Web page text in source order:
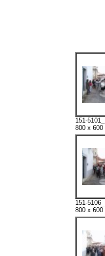
151-
800 x 600
151-
800 x 600